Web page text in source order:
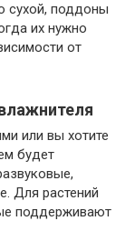
сухой, поддоны
их нужно
от
или вы хотите
будет
Для растений
поддерживают